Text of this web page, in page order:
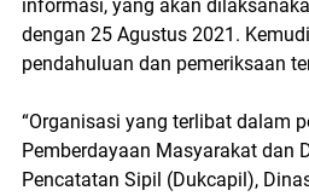
informasi, yang akan
dengan 25 Agustus 2021.
pendahuluan dan pemeriksaan
“Organisasi yang terlibat dalam
Pemberdayaan Masyarakat dan
Pencatatan Sipil (Dukcapil),